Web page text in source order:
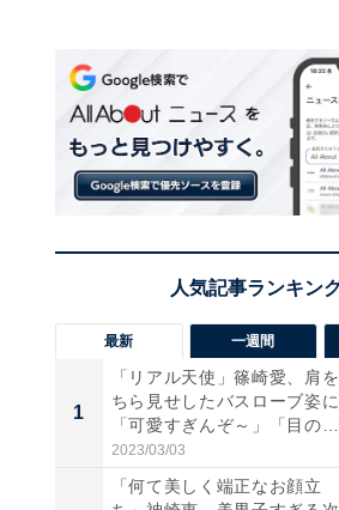
最新 一週間
1
「リアル天使」篠崎愛、肩を
ちら見せしたバスローブ姿に
「可愛すぎんぞ～」「目の表
情...
2023/03/03
「何て美しく端正なお顔立